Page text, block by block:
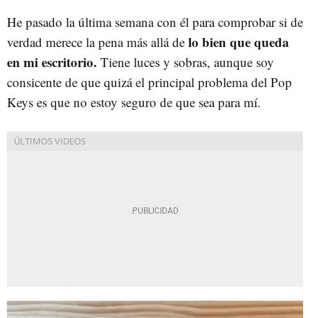
He pasado la última semana con él para comprobar si de
verdad merece la pena más allá de lo bien que queda
en mi escritorio. Tiene luces y sobras, aunque soy
consicente de que quizá el principal problema del Pop
Keys es que no estoy seguro de que sea para mí.